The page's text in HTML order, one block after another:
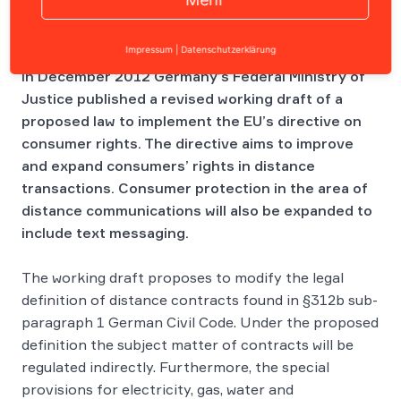
In December 2012 Germany’s Federal Ministry of
Justice published a revised working draft of a
proposed law to implement the EU’s directive on
consumer rights. The directive aims to improve
and expand consumers’ rights in distance
transactions. Consumer protection in the area of
distance communications will also be expanded to
include text messaging.
The working draft proposes to modify the legal
definition of distance contracts found in §312b sub-
paragraph 1 German Civil Code. Under the proposed
definition the subject matter of contracts will be
regulated indirectly. Furthermore, the special
provisions for electricity, gas, water and
Impressum Datenschutzerklärung